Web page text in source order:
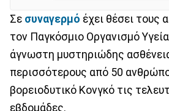
Σε συναγερμό έχει θέσει τους
τον Παγκόσμιο Οργανισμό
άγνωστη μυστηριώδης
περισσότερους από 50
βορειοδυτικό Κονγκό τις
εβδομάδες.